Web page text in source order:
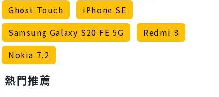
Ghost Touch
iPhone SE
Samsung Galaxy S20 FE 5G
Redmi 8
Nokia 7.2
熱門推薦